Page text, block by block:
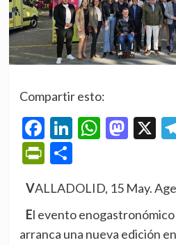
Compartir esto:
Facebook
LinkedInX
PrintFriendly
Compartir
VALLADOLID, 15 May.
El evento enogastronómico ‘Vino + Tapas’
arranca una nueva edición